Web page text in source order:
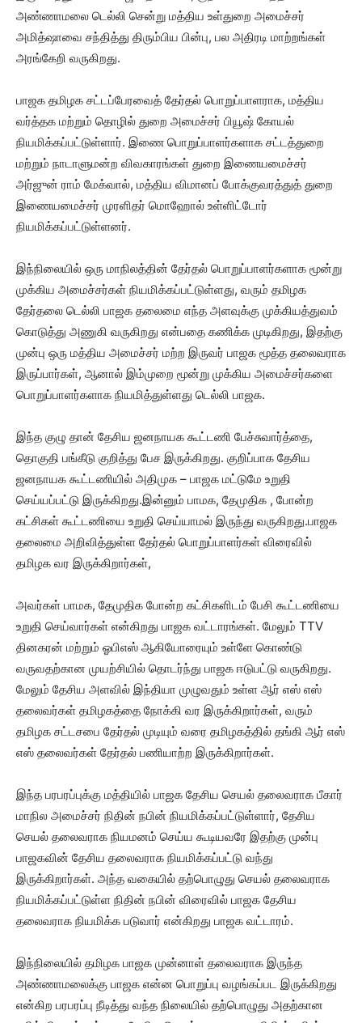
அண்ணாமலை டெல்லி சென்று மத்திய உள்துறை அமைச்சர்
அமித்ஷாவை சந்தித்து திரும்பிய பின்பு, பல அதிரடி மாற்றங்கள்
அரங்கேறி வருகிறது.
பாஜக தமிழக சட்டப்பேரவைத் தேர்தல் பொறுப்பாளராக, மத்திய
வர்த்தக மற்றும் தொழில் துறை அமைச்சர் பியூஷ் கோயல்
நியமிக்கப்பட்டுள்ளார். இணை பொறுப்பாளர்களாக சட்டத்துறை
மற்றும் நாடாளுமன்ற விவகாரங்கள் துறை இணையமைச்சர்
அர்ஜுன் ராம் மேக்வால், மத்திய விமானப் போக்குவரத்துத் துறை
இணையமைச்சர் முரளிதர் மொஹோல் உள்ளிட்டோர்
நியமிக்கப்பட்டுள்ளனர்.
இந்நிலையில் ஒரு மாநிலத்தின் தேர்தல் பொறுப்பாளர்களாக மூன்று
முக்கிய அமைச்சர்கள் நியமிக்கப்பட்டுள்ளது, வரும் தமிழக
தேர்தலை டெல்லி பாஜக தலைமை எந்த அளவுக்கு முக்கியத்துவம்
கொடுத்து அணுகி வருகிறது என்பதை கணிக்க முடிகிறது, இதற்கு
முன்பு ஒரு மத்திய அமைச்சர் மற்ற இருவர் பாஜக மூத்த தலைவராக
இருப்பார்கள், ஆனால் இம்முறை மூன்று முக்கிய அமைச்சர்களை
பொறுப்பாளர்களாக நியமித்துள்ளது டெல்லி பாஜக.
இந்த குழு தான் தேசிய ஜனநாயக கூட்டணி பேச்சுவார்த்தை,
தொகுதி பங்கீடு குறித்து பேச இருக்கிறது. குறிப்பாக தேசிய
ஜனநாயக கூட்டணியில் அதிமுக – பாஜக மட்டுமே உறுதி
செய்யப்பட்டு இருக்கிறது.இன்னும் பாமக, தேமுதிக , போன்ற
கட்சிகள் கூட்டணியை உறுதி செய்யாமல் இருந்து வருகிறது.பாஜக
தலைமை அறிவித்துள்ள தேர்தல் பொறுப்பாளர்கள் விரைவில்
தமிழக வர இருக்கிறார்கள்,
அவர்கள் பாமக, தேமுதிக போன்ற கட்சிகளிடம் பேசி கூட்டணியை
உறுதி செய்வார்கள் என்கிறது பாஜக வட்டாரங்கள். மேலும் TTV
தினகரன் மற்றும் ஓபிஎஸ் ஆகியோரையும் உள்ளே கொண்டு
வருவதற்கான முயற்சியில் தொடர்ந்து பாஜக ஈடுபட்டு வருகிறது.
மேலும் தேசிய அளவில் இந்தியா முழுவதும் உள்ள ஆர் எஸ் எஸ்
தலைவர்கள் தமிழகத்தை நோக்கி வர இருக்கிறார்கள், வரும்
தமிழக சட்டசபை தேர்தல் முடியும் வரை தமிழகத்தில் தங்கி ஆர் எஸ்
எஸ் தலைவர்கள் தேர்தல் பணியாற்ற இருக்கிறார்கள்.
இந்த பரபரப்புக்கு மத்தியில் பாஜக தேசிய செயல் தலைவராக பீகார்
மாநில அமைச்சர் நிதின் நபின் நியமிக்கப்பட்டுள்ளார், தேசிய
செயல் தலைவராக நியமனம் செய்ய கூடியவரே இதற்கு முன்பு
பாஜகவின் தேசிய தலைவராக நியமிக்கப்பட்டு வந்து
இருக்கிறார்கள். அந்த வகையில் தற்பொழுது செயல் தலைவராக
நியமிக்கப்பட்டுள்ள நிதின் நபின் விரைவில் பாஜக தேசிய
தலைவராக நியமிக்க படுவார் என்கிறது பாஜக வட்டாரம்.
இந்நிலையில் தமிழக பாஜக முன்னாள் தலைவராக இருந்த
அண்ணாமலைக்கு பாஜக என்ன பொறுப்பு வழங்கப்பட இருக்கிறது
என்கிற பரபரப்பு நீடித்து வந்த நிலையில் தற்பொழுது அதற்கான